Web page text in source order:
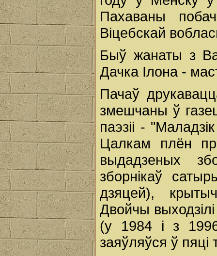
Пахаваны
Віцебскай
Быў жанаты з
Дачка Ілона -
Пачаў
змешчаны ў
паэзіі -
Цалкам плён
выдадзеных
зборнікаў
дзяцей),
Двойчы
(у 1984 і з
заяўляўся ў